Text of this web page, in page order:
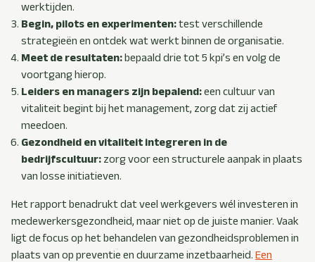
werktijden.
Begin, pilots en experimenten:test verschillende
strategieën en ontdek wat werkt binnen de organisatie.
Meet de resultaten: bepaald drie tot 5 kpi’s en volg de
voortgang hierop.
Leiders en managers zijn bepalend:een cultuur van
vitaliteit begint bij het management, zorg dat zij actief
meedoen.
Gezondheid en vitaliteit integreren in de
bedrijfscultuur: zorg voor een structurele aanpak in plaats
van losse initiatieven.
Het rapport benadrukt dat veel werkgevers wél investeren in
medewerkersgezondheid, maar niet op de juiste manier. Vaak
ligt de focus op het behandelen van gezondheidsproblemen in
plaats van op preventie en duurzame inzetbaarheid. Een